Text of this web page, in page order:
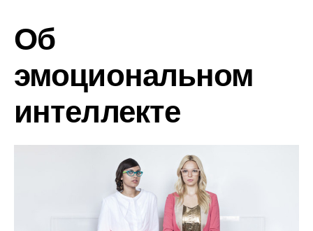
Об
эмоциональном
интеллекте